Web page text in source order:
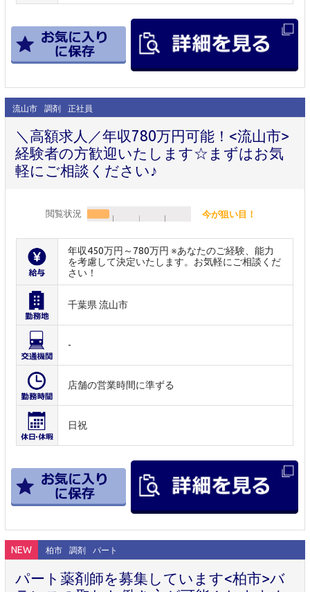
流山市 調剤 正社員
＼高額求人／年収780万円可能！<流山市>
経験者の方歓迎いたします☆まずはお気
軽にご相談ください♪
閲覧状況 今が狙い目！
年収450万円～780万円 ※あなたのご経験、能力
を考慮して決定いたします。お気軽にご相談くだ
さい！
千葉県 流山市
-
店舗の営業時間に準ずる
日祝
NEW 柏市 調剤 パート
パート薬剤師を募集しています<柏市>バ